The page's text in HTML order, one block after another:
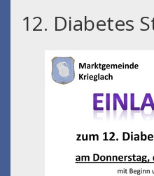
12. Diabetes